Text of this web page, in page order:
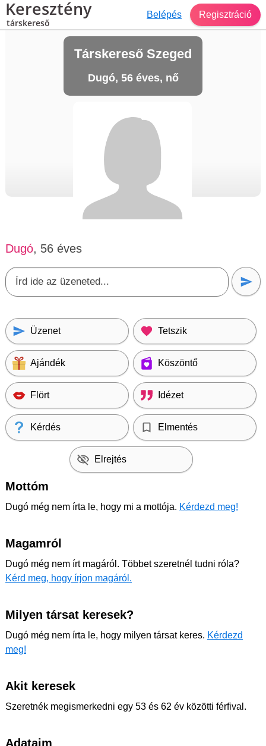
Keresztény
társkereső
Belépés Regisztráció
Társkereső Szeged
Dugó, 56 éves, nő
Dugó, 56 éves
Üzenet Tetszik
Ajándék Köszöntő
Flört Idézet
Kérdés Elmentés
Elrejtés
Mottóm
Dugó még nem írta le, hogy mi a mottója. Kérdezd meg!
Magamról
Dugó még nem írt magáról. Többet szeretnél tudni róla?
Kérd meg, hogy írjon magáról.
Milyen társat keresek?
Dugó még nem írta le, hogy milyen társat keres. Kérdezd
meg!
Akit keresek
Szeretnék megismerkedni egy 53 és 62 év közötti férfival.
Adataim